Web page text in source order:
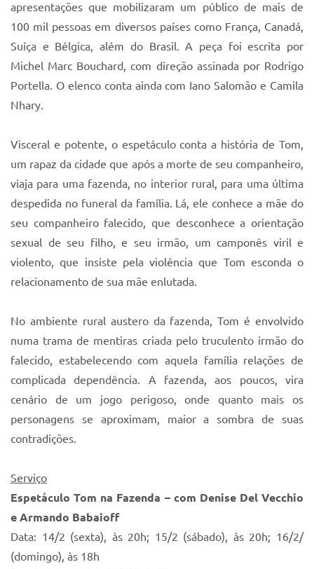
apresentações que mobilizaram um público de mais de
100 mil pessoas em diversos países como França, Canadá,
Suíça e Bélgica, além do Brasil. A peça foi escrita por
Michel Marc Bouchard, com direção assinada por Rodrigo
Portella. O elenco conta ainda com Iano Salomão e Camila
Nhary.
Visceral e potente, o espetáculo conta a história de Tom,
um rapaz da cidade que após a morte de seu companheiro,
viaja para uma fazenda, no interior rural, para uma última
despedida no funeral da família. Lá, ele conhece a mãe do
seu companheiro falecido, que desconhece a orientação
sexual de seu filho, e seu irmão, um camponês viril e
violento, que insiste pela violência que Tom esconda o
relacionamento de sua mãe enlutada.
No ambiente rural austero da fazenda, Tom é envolvido
numa trama de mentiras criada pelo truculento irmão do
falecido, estabelecendo com aquela família relações de
complicada dependência. A fazenda, aos poucos, vira
cenário de um jogo perigoso, onde quanto mais os
personagens se aproximam, maior a sombra de suas
contradições.
Serviço
Espetáculo Tom na Fazenda – com Denise Del Vecchio
e Armando Babaioff
Data: 14/2 (sexta), às 20h; 15/2 (sábado), às 20h; 16/2/
(domingo), às 18h